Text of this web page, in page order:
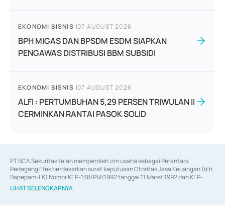
EKONOMI BISNIS |07 AUGUST 2026
BPH MIGAS DAN BPSDM ESDM SIAPKAN
PENGAWAS DISTRIBUSI BBM SUBSIDI
EKONOMI BISNIS |07 AUGUST 2026
ALFI : PERTUMBUHAN 5,29 PERSEN TRIWULAN II
CERMINKAN RANTAI PASOK SOLID
PT BCA Sekuritas telah memperoleh izin usaha sebagai Perantara
Pedagang Efek berdasarkan surat keputusan Otoritas Jasa Keuangan (d.h
Bapepam-LK) Nomor KEP-138/PM/1992 tanggal 11 Maret 1992 dan KEP-
06/D.04/2014 tanggal 28 Februari 2014, izin usaha sebagai Penjamin Emisi
Efek berdasarkan surat keputusan Otoritas Jasa Keuangan Nomor KEP-
LIHAT SELENGKAPNYA